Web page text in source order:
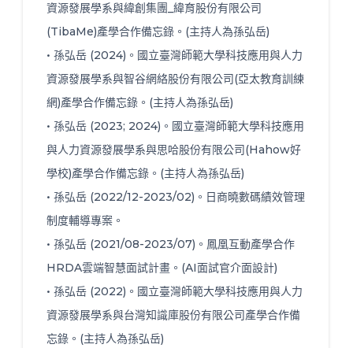
資源發展學系與緯創集團_緯育股份有限公司
(TibaMe)產學合作備忘錄。(主持人為孫弘岳)
• 孫弘岳 (2024)。國立臺灣師範大學科技應用與人力
資源發展學系與智谷網絡股份有限公司(亞太教育訓練
網)產學合作備忘錄。(主持人為孫弘岳)
• 孫弘岳 (2023; 2024)。國立臺灣師範大學科技應用
與人力資源發展學系與思哈股份有限公司(Hahow好
學校)產學合作備忘錄。(主持人為孫弘岳)
• 孫弘岳 (2022/12-2023/02)。日商曉數碼績效管理
制度輔導專案。
• 孫弘岳 (2021/08-2023/07)。鳳凰互動產學合作
HRDA雲端智慧面試計畫。(AI面試官介面設計)
• 孫弘岳 (2022)。國立臺灣師範大學科技應用與人力
資源發展學系與台灣知識庫股份有限公司產學合作備
忘錄。(主持人為孫弘岳)